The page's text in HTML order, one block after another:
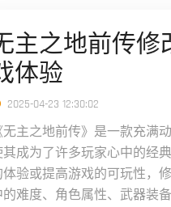
主之地前传修
体验
2025-04-23 12:30:02
无主之地前传》是一款充满
其成为了许多玩家心中的经
体验或提高游戏的可玩性，
的难度、角色属性、武器装